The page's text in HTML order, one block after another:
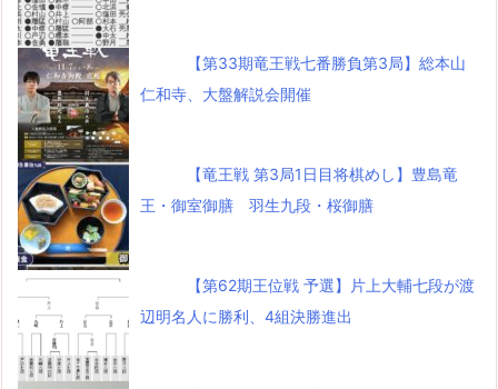
【第33期竜王戦七番勝負第3局】総本山
仁和寺、大盤解説会開催
【竜王戦 第3局1日目将棋めし】豊島竜
王・御室御膳 羽生九段・桜御膳
【第62期王位戦 予選】片上大輔七段が渡
辺明名人に勝利、4組決勝進出